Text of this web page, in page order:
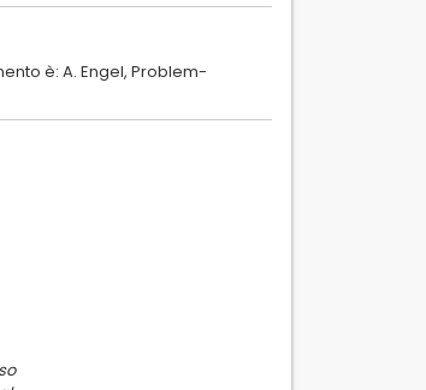
è: A. Engel, Problem-